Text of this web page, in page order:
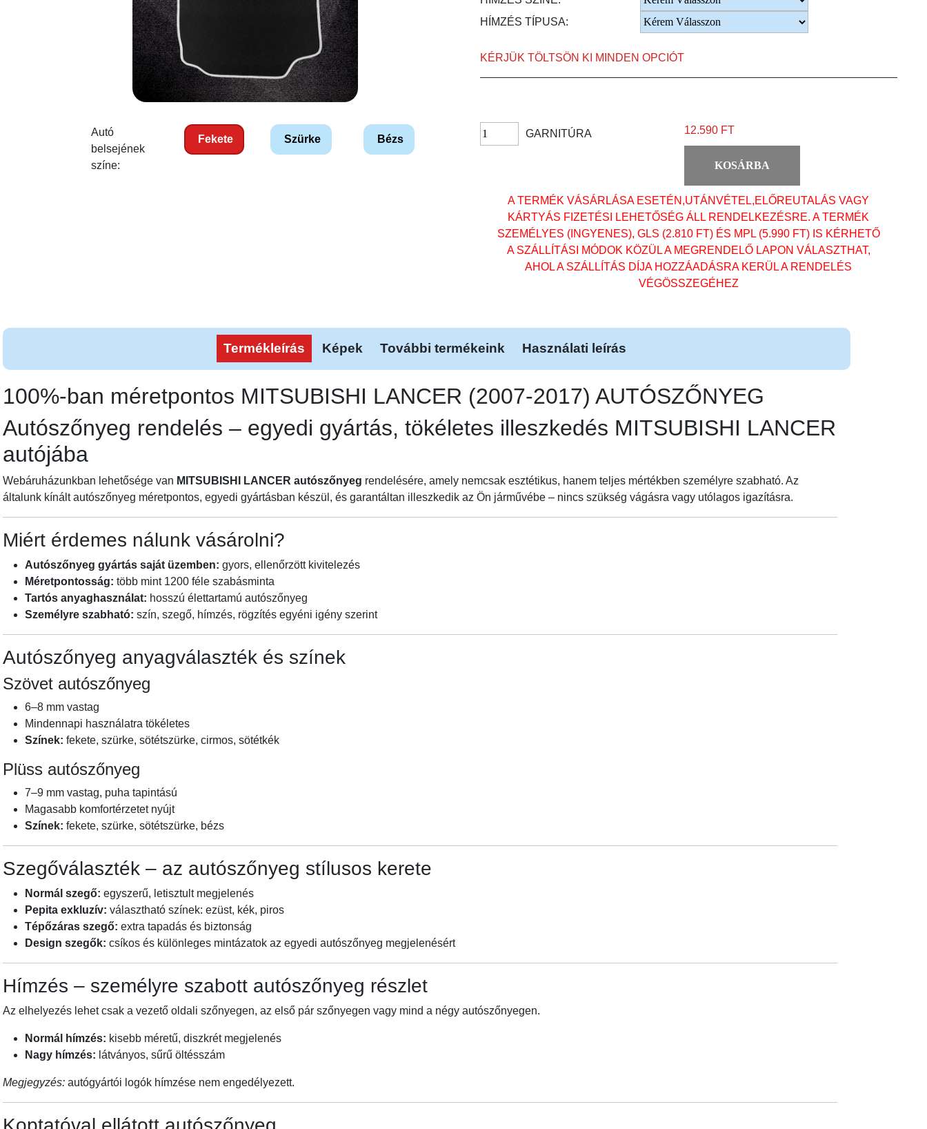
Autó
belsejének
színe:
Fekete Szürke Bézs
HÍMZÉS TÍPUSA:
KÉRJÜK TÖLTSÖN KI MINDEN OPCIÓT
GARNITÚRA 12.590 FT
KOSÁRBA
A TERMÉK VÁSÁRLÁSA ESETÉN,UTÁNVÉTEL,ELŐREUTALÁS VAGY
KÁRTYÁS FIZETÉSI LEHETŐSÉG ÁLL RENDELKEZÉSRE. A TERMÉK
SZEMÉLYES (INGYENES), GLS (2.810 FT) ÉS MPL (5.990 FT) IS KÉRHETŐ
A SZÁLLÍTÁSI MÓDOK KÖZÜL A MEGRENDELŐ LAPON VÁLASZTHAT,
AHOL A SZÁLLÍTÁS DÍJA HOZZÁADÁSRA KERÜL A RENDELÉS
VÉGÖSSZEGÉHEZ
Termékleírás Képek További termékeink Használati leírás
100%-ban méretpontos MITSUBISHI LANCER (2007-2017) AUTÓSZŐNYEG
Autószőnyeg rendelés – egyedi gyártás, tökéletes illeszkedés MITSUBISHI LANCER
autójába
Webáruházunkban lehetősége van MITSUBISHI LANCER autószőnyeg rendelésére, amely nemcsak esztétikus, hanem teljes mértékben személyre szabható. Az
általunk kínált autószőnyeg méretpontos, egyedi gyártásban készül, és garantáltan illeszkedik az Ön járművébe – nincs szükség vágásra vagy utólagos igazításra.
Miért érdemes nálunk vásárolni?
Autószőnyeg gyártás saját üzemben: gyors, ellenőrzött kivitelezés
Méretpontosság: több mint 1200 féle szabásminta
Tartós anyaghasználat: hosszú élettartamú autószőnyeg
Személyre szabható: szín, szegő, hímzés, rögzítés egyéni igény szerint
Autószőnyeg anyagválaszték és színek
Szövet autószőnyeg
6–8 mm vastag
Mindennapi használatra tökéletes
Színek: fekete, szürke, sötétszürke, cirmos, sötétkék
Plüss autószőnyeg
7–9 mm vastag, puha tapintású
Magasabb komfortérzetet nyújt
Színek: fekete, szürke, sötétszürke, bézs
Szegőválaszték – az autószőnyeg stílusos kerete
Normál szegő: egyszerű, letisztult megjelenés
Pepita exkluzív: választható színek: ezüst, kék, piros
Tépőzáras szegő: extra tapadás és biztonság
Design szegők: csíkos és különleges mintázatok az egyedi autószőnyeg megjelenésért
Hímzés – személyre szabott autószőnyeg részlet
Az elhelyezés lehet csak a vezető oldali szőnyegen, az első pár szőnyegen vagy mind a négy autószőnyegen.
Normál hímzés: kisebb méretű, diszkrét megjelenés
Nagy hímzés: látványos, sűrű öltésszám
Megjegyzés: autógyártói logók hímzése nem engedélyezett.